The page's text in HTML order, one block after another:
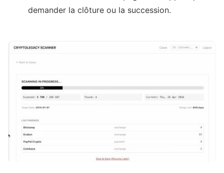
demander la clôture ou la succession.